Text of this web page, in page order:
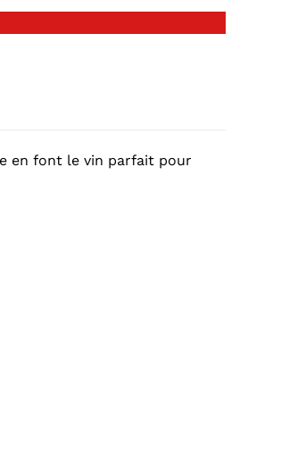
en font le vin parfait pour